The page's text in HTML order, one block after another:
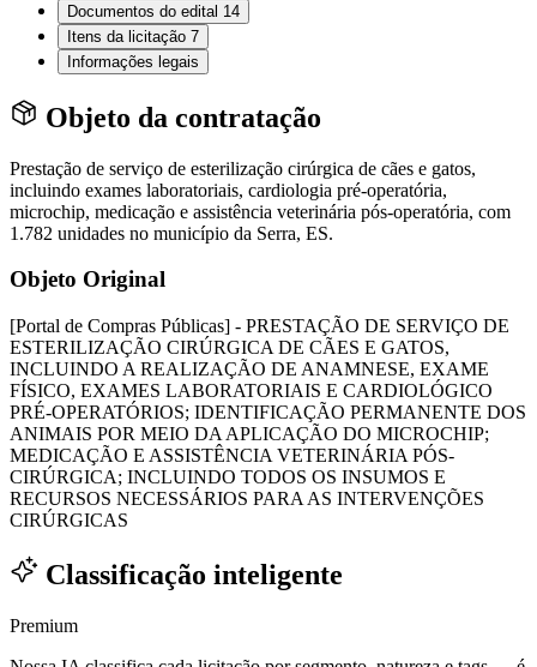
Documentos do edital 14
Itens da licitação 7
Informações legais
Objeto da contratação
Prestação de serviço de esterilização cirúrgica de cães e gatos,
incluindo exames laboratoriais, cardiologia pré-operatória,
microchip, medicação e assistência veterinária pós-operatória, com
1.782 unidades no município da Serra, ES.
Objeto Original
[Portal de Compras Públicas] - PRESTAÇÃO DE SERVIÇO DE
ESTERILIZAÇÃO CIRÚRGICA DE CÃES E GATOS,
INCLUINDO A REALIZAÇÃO DE ANAMNESE, EXAME
FÍSICO, EXAMES LABORATORIAIS E CARDIOLÓGICO
PRÉ-OPERATÓRIOS; IDENTIFICAÇÃO PERMANENTE DOS
ANIMAIS POR MEIO DA APLICAÇÃO DO MICROCHIP;
MEDICAÇÃO E ASSISTÊNCIA VETERINÁRIA PÓS-
CIRÚRGICA; INCLUINDO TODOS OS INSUMOS E
RECURSOS NECESSÁRIOS PARA AS INTERVENÇÕES
CIRÚRGICAS
Classificação inteligente
Premium